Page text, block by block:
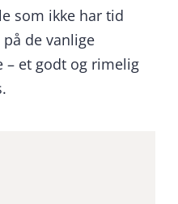
som ikke har tid
de vanlige
– et godt og rimelig